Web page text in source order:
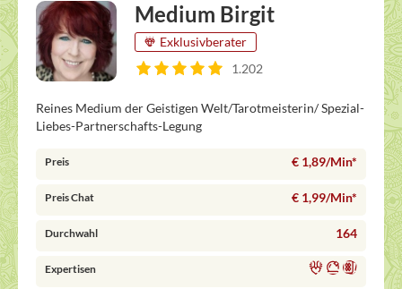
Medium Birgit
Exklusivberater
1.202
Reines Medium der Geistigen Welt/Tarotmeisterin/ Spezial-
Liebes-Partnerschafts-Legung
Preis € 1,89/Min*
Preis Chat € 1,99/Min*
Durchwahl 164
Expertisen